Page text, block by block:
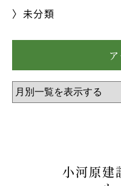
未分類
小河原建